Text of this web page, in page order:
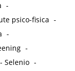
-
psico-fisica -
-
-
-Selenio -